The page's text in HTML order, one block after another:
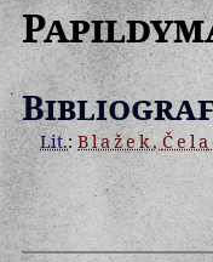
Lit.:Blažek,